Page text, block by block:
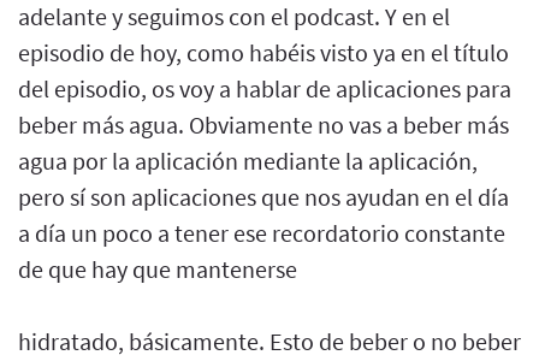
adelante y seguimos con el podcast. Y en el
episodio de hoy, como habéis visto ya en el título
del episodio, os voy a hablar de aplicaciones para
beber más agua. Obviamente no vas a beber más
agua por la aplicación mediante la aplicación,
pero sí son aplicaciones que nos ayudan en el día
a día un poco a tener ese recordatorio constante
de que hay que mantenerse
hidratado, básicamente. Esto de beber o no beber